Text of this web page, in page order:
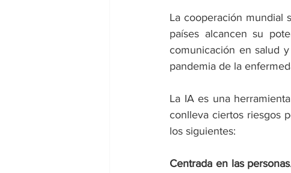
La cooperación mundial
países alcancen su
comunicación en salud
pandemia de la
La IA es una
conlleva ciertos riesgos
los siguientes:
Centrada en las personas